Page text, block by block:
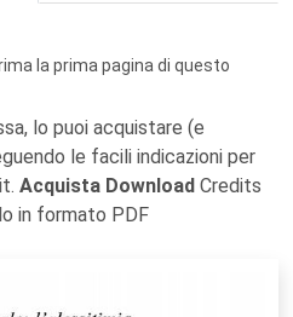
la prima pagina di questo
lo puoi acquistare (e
le facili indicazioni per
Acquista Download Credits
in formato PDF